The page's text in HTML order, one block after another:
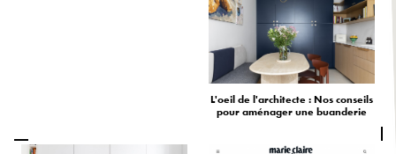
L'oeil de l'architecte : Nos conseils
pour aménager une buanderie